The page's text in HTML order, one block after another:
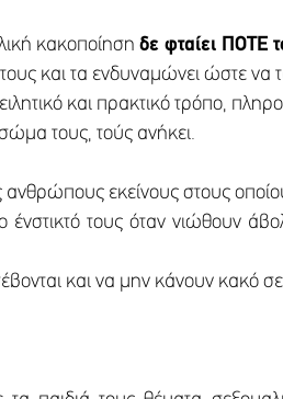
κακοποίηση δε φταίει ΠΟΤΕ
και τα ενδυναμώνει ώστε να
και πρακτικό τρόπο,
τους, τούς ανήκει.
ανθρώπους εκείνους στους
ένστικτό τους όταν νιώθουν
και να μην κάνουν κακό